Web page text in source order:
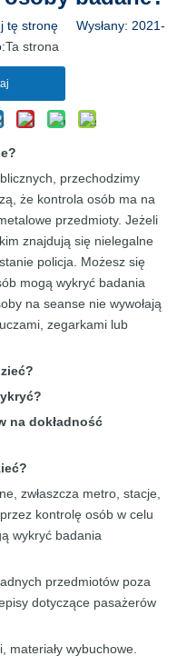
stronę Wysłany: 2021-
Ta strona
przechodzimy
że kontrola osób ma na
przedmioty. Jeżeli
znajdują się nielegalne
policja. Możesz się
mogą wykryć badania
na seanse nie wywołają
zegarkami lub
na dokładność
zwłaszcza metro, stacje,
kontrolę osób w celu
wykryć badania
przedmiotów poza
dotyczące pasażerów
materiały wybuchowe.